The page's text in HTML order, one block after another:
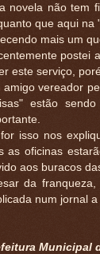
novela não tem
que aqui na
mais um
postei
este serviço,
amigo vereador
estão
isso nos
as oficinas
aos buracos
da
num jornal
Municipal